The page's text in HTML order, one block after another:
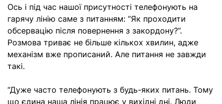
Ось і під час нашої присутності телефонують на
гарячу лінію саме з питанням: “Як проходити
обсервацію після повернення з закордону?”.
Розмова триває не більше кількох хвилин, адже
механізм вже прописаний. Але питання не завжди
такі.
“Дуже часто телефонують з будь-яких питань. Тому
що єдина наша лінія працює у вихідні дні. Люди